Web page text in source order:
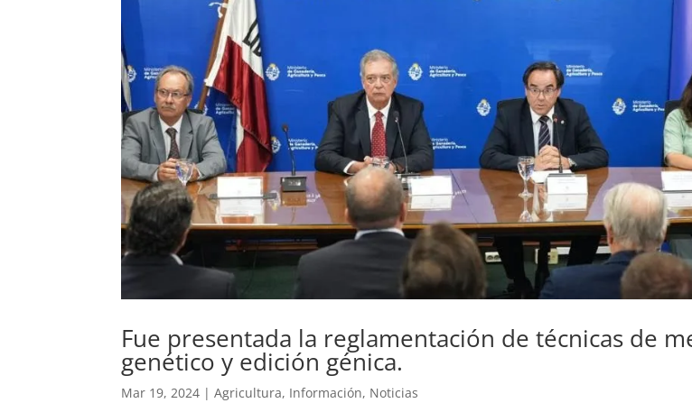
Fue presentada la reglamentación de técnicas de
genético y edición génica.
Mar 19, 2024 |Agricultura, Información, Noticias